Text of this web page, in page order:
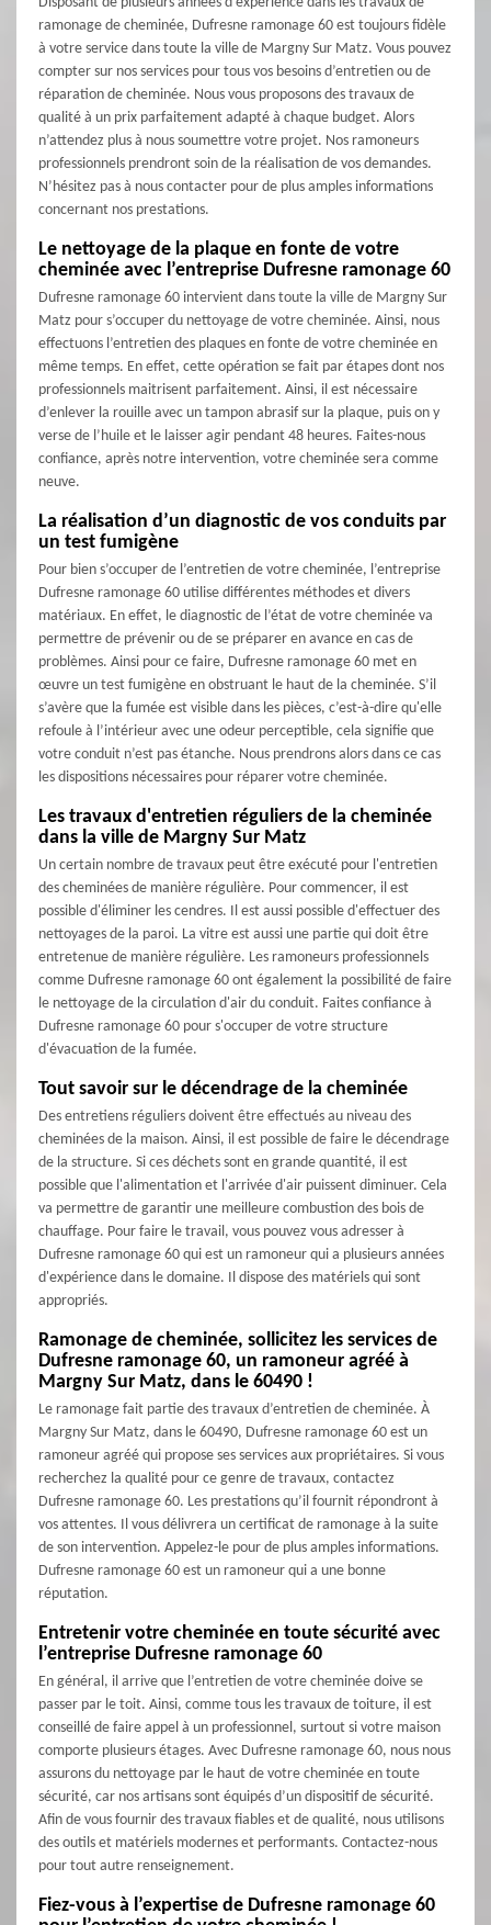
ramonage de cheminée, Dufresne ramonage 60 est toujours fidèle
à votre service dans toute la ville de Margny Sur Matz. Vous pouvez
compter sur nos services pour tous vos besoins d’entretien ou de
réparation de cheminée. Nous vous proposons des travaux de
qualité à un prix parfaitement adapté à chaque budget. Alors
n’attendez plus à nous soumettre votre projet. Nos ramoneurs
professionnels prendront soin de la réalisation de vos demandes.
N’hésitez pas à nous contacter pour de plus amples informations
concernant nos prestations.
Le nettoyage de la plaque en fonte de votre
cheminée avec l’entreprise Dufresne ramonage 60
Dufresne ramonage 60 intervient dans toute la ville de Margny Sur
Matz pour s’occuper du nettoyage de votre cheminée. Ainsi, nous
effectuons l’entretien des plaques en fonte de votre cheminée en
même temps. En effet, cette opération se fait par étapes dont nos
professionnels maitrisent parfaitement. Ainsi, il est nécessaire
d’enlever la rouille avec un tampon abrasif sur la plaque, puis on y
verse de l’huile et le laisser agir pendant 48 heures. Faites-nous
confiance, après notre intervention, votre cheminée sera comme
neuve.
La réalisation d’un diagnostic de vos conduits par
un test fumigène
Pour bien s’occuper de l’entretien de votre cheminée, l’entreprise
Dufresne ramonage 60 utilise différentes méthodes et divers
matériaux. En effet, le diagnostic de l’état de votre cheminée va
permettre de prévenir ou de se préparer en avance en cas de
problèmes. Ainsi pour ce faire, Dufresne ramonage 60 met en
œuvre un test fumigène en obstruant le haut de la cheminée. S’il
s’avère que la fumée est visible dans les pièces, c’est-à-dire qu'elle
refoule à l’intérieur avec une odeur perceptible, cela signifie que
votre conduit n’est pas étanche. Nous prendrons alors dans ce cas
les dispositions nécessaires pour réparer votre cheminée.
Les travaux d'entretien réguliers de la cheminée
dans la ville de Margny Sur Matz
Un certain nombre de travaux peut être exécuté pour l'entretien
des cheminées de manière régulière. Pour commencer, il est
possible d'éliminer les cendres. Il est aussi possible d'effectuer des
nettoyages de la paroi. La vitre est aussi une partie qui doit être
entretenue de manière régulière. Les ramoneurs professionnels
comme Dufresne ramonage 60 ont également la possibilité de faire
le nettoyage de la circulation d'air du conduit. Faites confiance à
Dufresne ramonage 60 pour s'occuper de votre structure
d'évacuation de la fumée.
Tout savoir sur le décendrage de la cheminée
Des entretiens réguliers doivent être effectués au niveau des
cheminées de la maison. Ainsi, il est possible de faire le décendrage
de la structure. Si ces déchets sont en grande quantité, il est
possible que l'alimentation et l'arrivée d'air puissent diminuer. Cela
va permettre de garantir une meilleure combustion des bois de
chauffage. Pour faire le travail, vous pouvez vous adresser à
Dufresne ramonage 60 qui est un ramoneur qui a plusieurs années
d'expérience dans le domaine. Il dispose des matériels qui sont
appropriés.
Ramonage de cheminée, sollicitez les services de
Dufresne ramonage 60, un ramoneur agréé à
Margny Sur Matz, dans le 60490 !
Le ramonage fait partie des travaux d’entretien de cheminée. À
Margny Sur Matz, dans le 60490, Dufresne ramonage 60 est un
ramoneur agréé qui propose ses services aux propriétaires. Si vous
recherchez la qualité pour ce genre de travaux, contactez
Dufresne ramonage 60. Les prestations qu’il fournit répondront à
vos attentes. Il vous délivrera un certificat de ramonage à la suite
de son intervention. Appelez-le pour de plus amples informations.
Dufresne ramonage 60 est un ramoneur qui a une bonne
réputation.
Entretenir votre cheminée en toute sécurité avec
l’entreprise Dufresne ramonage 60
En général, il arrive que l’entretien de votre cheminée doive se
passer par le toit. Ainsi, comme tous les travaux de toiture, il est
conseillé de faire appel à un professionnel, surtout si votre maison
comporte plusieurs étages. Avec Dufresne ramonage 60, nous nous
assurons du nettoyage par le haut de votre cheminée en toute
sécurité, car nos artisans sont équipés d’un dispositif de sécurité.
Afin de vous fournir des travaux fiables et de qualité, nous utilisons
des outils et matériels modernes et performants. Contactez-nous
pour tout autre renseignement.
Fiez-vous à l’expertise de Dufresne ramonage 60